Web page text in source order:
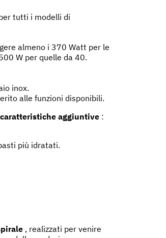
tutti i modelli di
almeno i 370 Watt per le
W per quelle da 40.
inox.
alle funzioni disponibili.
caratteristiche aggiuntive:
più idratati.
, realizzati per venire